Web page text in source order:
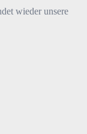
wieder unsere